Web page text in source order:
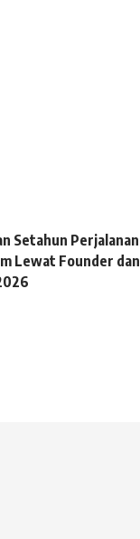
Setahun Perjalanan
Lewat Founder dan